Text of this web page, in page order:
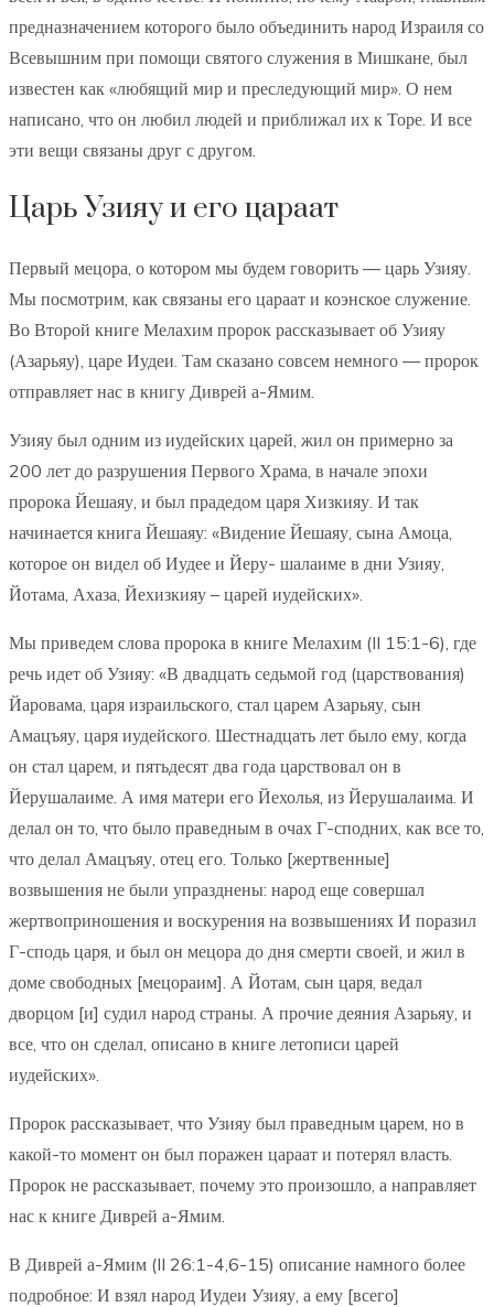
предназначением которого было объединить народ Израиля со
Всевышним при помощи святого служения в Мишкане, был
известен как «любящий мир и преследующий мир». О нем
написано, что он любил людей и приближал их к Торе. И все
эти вещи связаны друг с другом.
Царь Узияу и его цараат
Первый мецора, о котором мы будем говорить — царь Узияу.
Мы посмотрим, как связаны его цараат и коэнское служение.
Во Второй книге Мелахим пророк рассказывает об Узияу
(Азарьяу), царе Иудеи. Там сказано совсем немного — пророк
отправляет нас в книгу Диврей а-Ямим.
Узияу был одним из иудейских царей, жил он примерно за
200 лет до разрушения Первого Храма, в начале эпохи
пророка Йешаяу, и был прадедом царя Хизкияу. И так
начинается книга Йешаяу: «Видение Йешаяу, сына Амоца,
которое он видел об Иудее и Йеру- шалаиме в дни Узияу,
Йотама, Ахаза, Йехизкияу – царей иудейских».
Мы приведем слова пророка в книге Мелахим (II 15:1-6), где
речь идет об Узияу: «В двадцать седьмой год (царствования)
Йаровама, царя израильского, стал царем Азарьяу, сын
Амацъяу, царя иудейского. Шестнадцать лет было ему, когда
он стал царем, и пятьдесят два года царствовал он в
Йерушалаиме. А имя матери его Йехолья, из Йерушалаима. И
делал он то, что было праведным в очах Г-сподних, как все то,
что делал Амацъяу, отец его. Только [жертвенные]
возвышения не были упразднены: народ еще совершал
жертвоприношения и воскурения на возвышениях И поразил
Г-сподь царя, и был он мецора до дня смерти своей, и жил в
доме свободных [мецораим]. А Йотам, сын царя, ведал
дворцом [и] судил народ страны. А прочие деяния Азарьяу, и
все, что он сделал, описано в книге летописи царей
иудейских».
Пророк рассказывает, что Узияу был праведным царем, но в
какой-то момент он был поражен цараат и потерял власть.
Пророк не рассказывает, почему это произошло, а направляет
нас к книге Диврей а-Ямим.
В Диврей а-Ямим (II 26:1-4,6-15) описание намного более
подробное: И взял народ Иудеи Узияу, а ему [всего]